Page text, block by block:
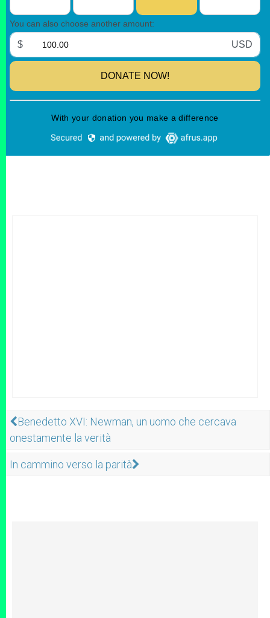
Benedetto XVI: Newman, un uomo che cercava
onestamente la verità
In cammino verso la parità